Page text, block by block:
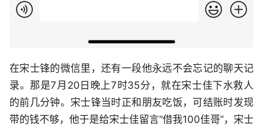
在宋士锋的微信里，还有一段他永远不会忘记的聊天记
录。那是7月20日晚上7时35分，就在宋士佳下水救人
的前几分钟。宋士锋当时正和朋友吃饭，可结账时发现
带的钱不够，他于是给宋士佳留言“借我100佳哥”，宋士